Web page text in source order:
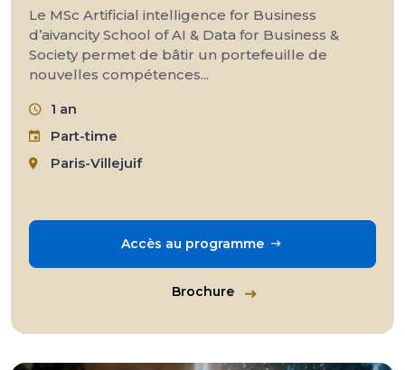
Le MSc Artificial intelligence for Business
d’aivancity School of AI & Data for Business &
Society permet de bâtir un portefeuille de
nouvelles compétences...
1 an
Part-time
Paris-Villejuif
Accès au programme
Brochure